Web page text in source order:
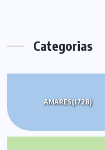
Categorias
AMARES(1728)